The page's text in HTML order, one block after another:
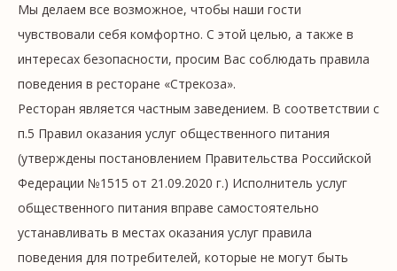
Мы делаем все возможное, чтобы наши гости
чувствовали себя комфортно. С этой целью, а также в
интересах безопасности, просим Вас соблюдать правила
поведения в ресторане «Стрекоза».
Ресторан является частным заведением. В соответствии с
п.5 Правил оказания услуг общественного питания
(утверждены постановлением Правительства Российской
Федерации №1515 от 21.09.2020 г.) Исполнитель услуг
общественного питания вправе самостоятельно
устанавливать в местах оказания услуг правила
поведения для потребителей, которые не могут быть